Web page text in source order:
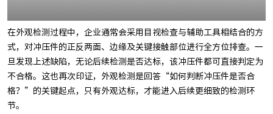
在外观检测过程中，企业通常会采用目视检查与辅助工具相结合的方
式，对冲压件的正反两面、边缘及关键接触部位进行全方位排查。一
旦发现上述缺陷，无论后续检测是否达标，该冲压件都可直接判定为
不合格。这也再次印证，外观检测是回答“如何判断冲压件是否合
格？”的关键起点，只有外观达标，才能进入后续更细致的检测环
节。